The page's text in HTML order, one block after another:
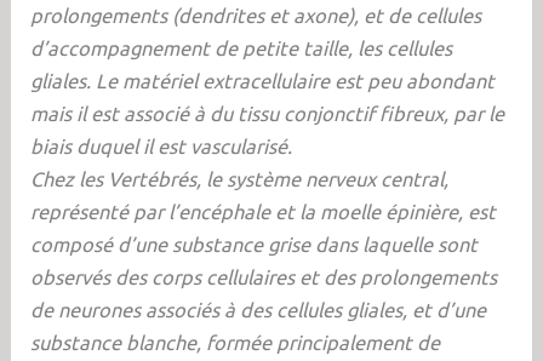
prolongements (dendrites et axone), et de cellules
d’accompagnement de petite taille, les cellules
gliales. Le matériel extracellulaire est peu abondant
mais il est associé à du tissu conjonctif fibreux, par le
biais duquel il est vascularisé.
Chez les Vertébrés, le système nerveux central,
représenté par l’encéphale et la moelle épinière, est
composé d’une substance grise dans laquelle sont
observés des corps cellulaires et des prolongements
de neurones associés à des cellules gliales, et d’une
substance blanche, formée principalement de